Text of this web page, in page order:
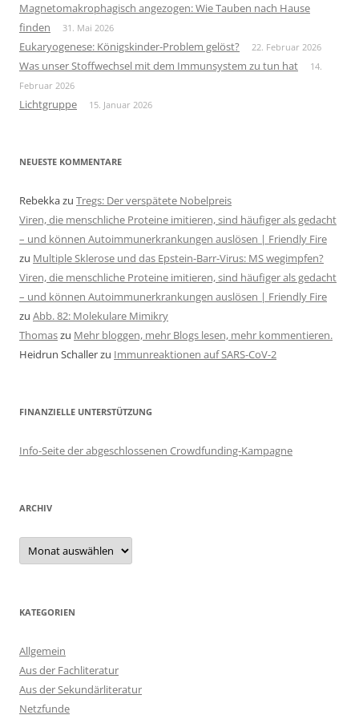
Magnetomakrophagisch angezogen: Wie Tauben nach Hause
finden
31. Mai 2026
Eukaryogenese: Königskinder-Problem gelöst? 22. Februar 2026
Was unser Stoffwechsel mit dem Immunsystem zu tun hat
14.
Februar 2026
Lichtgruppe 15. Januar 2026
NEUESTE KOMMENTARE
Rebekkazu Tregs: Der verspätete Nobelpreis
Viren, die menschliche Proteine imitieren, sind häufiger als gedacht
– und können Autoimmunerkrankungen auslösen | Friendly Fire
zu Multiple Sklerose und das Epstein-Barr-Virus: MS wegimpfen?
Viren, die menschliche Proteine imitieren, sind häufiger als gedacht
– und können Autoimmunerkrankungen auslösen | Friendly Fire
zu Abb. 82: Molekulare Mimikry
Thomaszu Mehr bloggen, mehr Blogs lesen, mehr kommentieren.
Heidrun Schallerzu Immunreaktionen auf SARS-CoV-2
FINANZIELLE UNTERSTÜTZUNG
Info-Seite der abgeschlossenen Crowdfunding-Kampagne
ARCHIV
Archiv
KATEGORIEN
Allgemein
Aus der Fachliteratur
Aus der Sekundärliteratur
Netzfunde